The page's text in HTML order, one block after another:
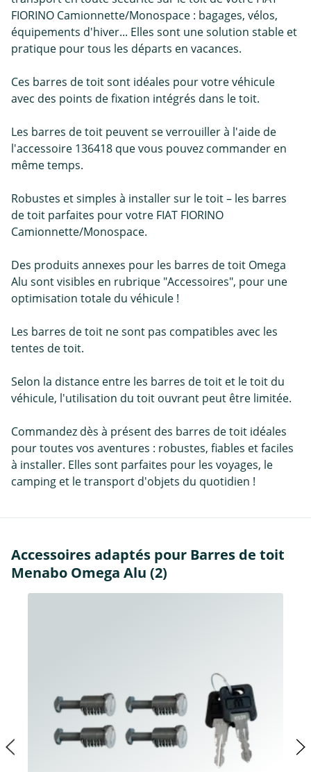
FIORINO Camionnette/Monospace : bagages, vélos,
équipements d'hiver... Elles sont une solution stable et
pratique pour tous les départs en vacances.
Ces barres de toit sont idéales pour votre véhicule
avec des points de fixation intégrés dans le toit.
Les barres de toit peuvent se verrouiller à l'aide de
l'accessoire 136418 que vous pouvez commander en
même temps.
Robustes et simples à installer sur le toit – les barres
de toit parfaites pour votre FIAT FIORINO
Camionnette/Monospace.
Des produits annexes pour les barres de toit Omega
Alu sont visibles en rubrique "Accessoires", pour une
optimisation totale du véhicule !
Les barres de toit ne sont pas compatibles avec les
tentes de toit.
Selon la distance entre les barres de toit et le toit du
véhicule, l'utilisation du toit ouvrant peut être limitée.
Commandez dès à présent des barres de toit idéales
pour toutes vos aventures : robustes, fiables et faciles
à installer. Elles sont parfaites pour les voyages, le
camping et le transport d'objets du quotidien !
Accessoires adaptés pour Barres de toit
Menabo Omega Alu (2)